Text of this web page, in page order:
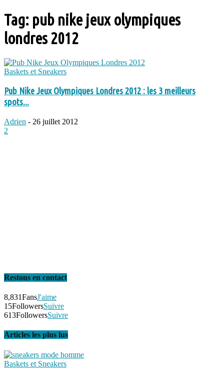
Tag: pub nike jeux olympiques
londres 2012
Baskets et Sneakers
Pub Nike Jeux Olympiques Londres 2012 : les 3 meilleurs
spots...
Adrien - 26 juillet 2012
2
Restons en contact
8,831FansJ'aime
15FollowersSuivre
613FollowersSuivre
Articles les plus lus
Baskets et Sneakers